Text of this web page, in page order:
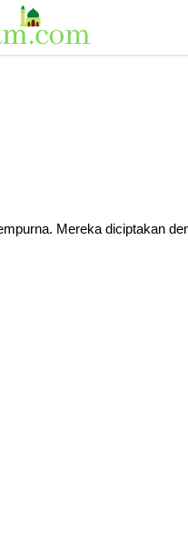
Mereka diciptakan